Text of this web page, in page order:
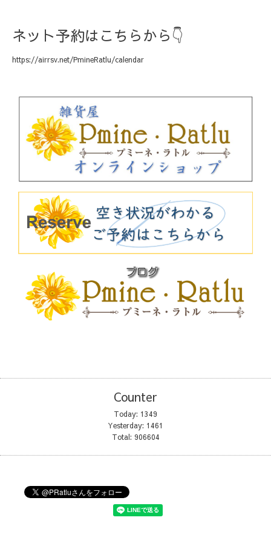
ネット予約はこちらから👇
https://airrsv.net/PmineRatlu/calendar
Counter
Today: 1349
Yesterday: 1461
Total: 906604